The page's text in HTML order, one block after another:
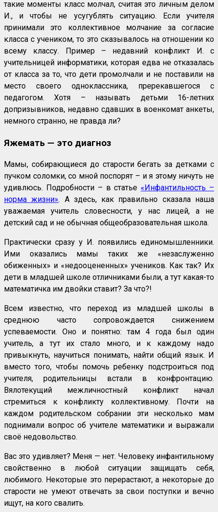
такие моменты класс молчал, считая это личным делом
И., и чтобы не усугублять ситуацию. Если учителя
принимали это коллективное молчание за согласие
класса с учеником, то это сказывалось на отношении ко
всему классу. Пример – недавний конфликт И. с
учительницей информатики, которая едва не отказалась
от класса за то, что дети промолчали и не поставили на
место своего одноклассника, пререкавшегося с
педагогом. Хотя – называть детьми 16-летних
допризывников, недавно сдавших в военкомат анкеты,
немного странно, не правда ли?
Яжемать — это диагноз
Мамы, собирающиеся до старости бегать за детками с
пучком соломки, со мной поспорят – и я этому ничуть не
удивлюсь. Подробности – в статье «Инфантильность –
норма жизни». А здесь, как правильно сказала наша
уважаемая учитель словесности, у нас лицей, а не
детский сад и не обычная общеобразовательная школа.
Практически сразу у И. появились единомышленники.
Ими оказались мамы таких же «незаслуженно
обиженных» и «недооцененных» учеников. Как так? Их
дети в младшей школе отличниками были, а тут какая-то
математичка им двойки ставит? За что?!
Всем известно, что переход из младшей школы в
среднюю часто сопровождается снижением
успеваемости. Оно и понятно: там 4 года был один
учитель, а тут их стало много, и к каждому надо
привыкнуть, научиться понимать, найти общий язык. И
вместо того, чтобы помочь ребенку подстроиться под
учителя, родительницы встали в конфронтацию.
Вялотекущий межличностный конфликт начал
стремиться к конфликту коллективному. Почти на
каждом родительском собрании эти несколько мам
поднимали вопрос об учителе математики и выражали
своё недовольство.
Вас это удивляет? Меня — нет. Человеку инфантильному
свойственно в любой ситуации защищать себя,
любимого. Некоторые это перерастают, а некоторые до
старости не умеют отвечать за свои поступки и вечно
ищут, на кого свалить.